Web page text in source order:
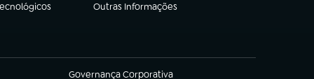
Outras Informações
(abre em nova aba)
Governança Corporativa